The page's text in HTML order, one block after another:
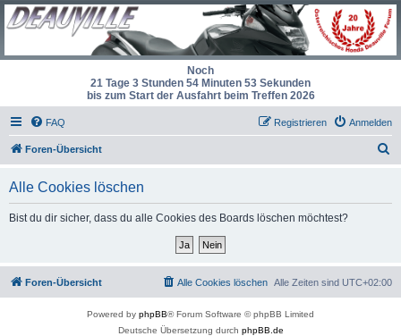
Noch
21 Tage 3 Stunden 54 Minuten 53 Sekunden
bis zum Start der Ausfahrt beim Treffen 2026
FAQ Anmelden
Registrieren
Foren-Übersicht
Alle Cookies löschen
Bist du dir sicher, dass du alle Cookies des Boards löschen möchtest?
Foren-Übersicht Alle Zeiten sind UTC+02:00
Alle Cookies löschen
Powered by phpBB® Forum Software © phpBB Limited
Deutsche Übersetzung durch phpBB.de